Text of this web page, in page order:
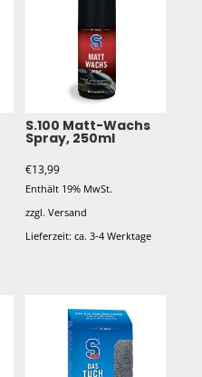
S.100 Matt-Wachs
Spray, 250ml
€13,99
Enthält 19% MwSt.
zzgl. Versand
Lieferzeit: ca. 3-4 Werktage